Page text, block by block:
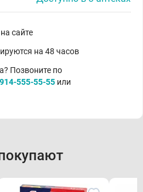
сайте
на 48 часов
Позвоните по
555-55-55 или